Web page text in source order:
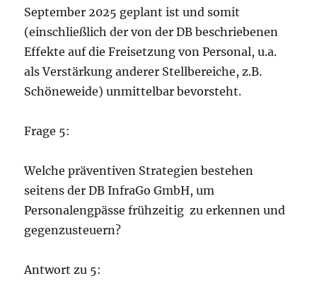
September 2025 geplant ist und somit
(einschließlich der von der DB beschriebenen
Effekte auf die Freisetzung von Personal, u.a.
als Verstärkung anderer Stellbereiche, z.B.
Schöneweide) unmittelbar bevorsteht.
Frage 5:
Welche präventiven Strategien bestehen
seitens der DB InfraGo GmbH, um
Personalengpässe frühzeitig zu erkennen und
gegenzusteuern?
Antwort zu 5: